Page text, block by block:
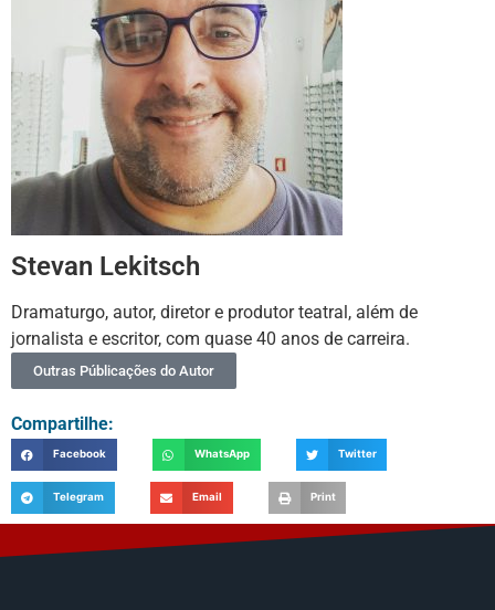
Stevan Lekitsch
Dramaturgo, autor, diretor e produtor teatral, além de
jornalista e escritor, com quase 40 anos de carreira.
Outras Públicações do Autor
Compartilhe:
Facebook WhatsApp Twitter
Telegram Email Print